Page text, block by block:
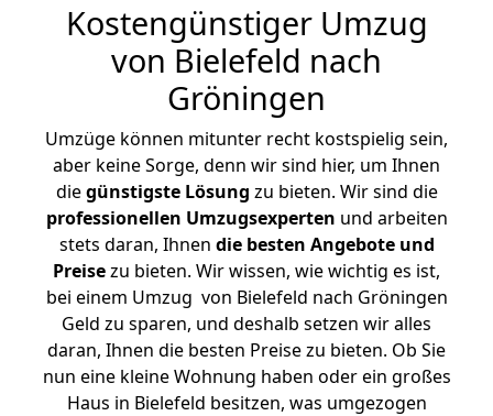
Kostengünstiger Umzug
von Bielefeld nach
Gröningen
Umzüge können mitunter recht kostspielig sein,
aber keine Sorge, denn wir sind hier, um Ihnen
diegünstigste Lösung zu bieten. Wir sind die
professionellen Umzugsexperten und arbeiten
stets daran, Ihnen die besten Angebote und
Preisezu bieten. Wir wissen, wie wichtig es ist,
bei einem Umzug von Bielefeld nach Gröningen
Geld zu sparen, und deshalb setzen wir alles
daran, Ihnen die besten Preise zu bieten. Ob Sie
nun eine kleine Wohnung haben oder ein großes
Haus in Bielefeld besitzen, was umgezogen